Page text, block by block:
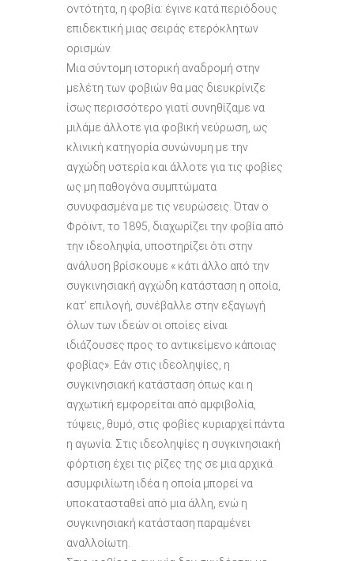
οντότητα, η φοβία: έγινε κατά περιόδους
επιδεκτική μιας σειράς ετερόκλητων
ορισμών.
Μια σύντομη ιστορική αναδρομή στην
μελέτη των φοβιών θα μας διευκρίνιζε
ίσως περισσότερο γιατί συνηθίζαμε να
μιλάμε άλλοτε για φοβική νεύρωση, ως
κλινική κατηγορία συνώνυμη με την
αγχώδη υστερία και άλλοτε για τις φοβίες
ως μη παθογόνα συμπτώματα
συνυφασμένα με τις νευρώσεις. Όταν ο
Φρόϊντ, το 1895, διαχωρίζει την φοβία από
την ιδεοληψία, υποστηρίζει ότι στην
ανάλυση βρίσκουμε « κάτι άλλο από την
συγκινησιακή αγχώδη κατάσταση η οποία,
κατ’ επιλογή, συνέβαλλε στην εξαγωγή
όλων των ιδεών οι οποίες είναι
ιδιάζουσες προς το αντικείμενο κάποιας
φοβίας». Εάν στις ιδεοληψίες, η
συγκινησιακή κατάσταση όπως και η
αγχωτική εμφορείται από αμφιβολία,
τύψεις, θυμό, στις φοβίες κυριαρχεί πάντα
η αγωνία. Στις ιδεοληψίες η συγκινησιακή
φόρτιση έχει τις ρίζες της σε μια αρχικά
ασυμφιλίωτη ιδέα η οποία μπορεί να
υποκατασταθεί από μια άλλη, ενώ η
συγκινησιακή κατάσταση παραμένει
αναλλοίωτη.